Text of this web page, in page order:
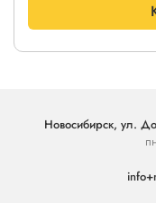
Новосибирск, ул.